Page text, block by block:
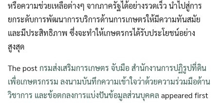
หรือความช่วยเหลือต่างๆ จากภาครัฐได้อย่างรวดเร็ว นําไปสู่การ
ยกระดับการพัฒนาการบริการด้านการเกษตรให้มีความทันสมัย
และมีประสิทธิภาพ ซึ่งจะทำให้เกษตรกรได้รับประโยชน์อย่าง
สูงสุด
The postกรมส่งเสริมการเกษตร จับมือ สำนักงานการปฏิรูปที่ดิน
เพื่อเกษตรกรรม ลงนามบันทึกความเข้าใจว่าด้วยความร่วมมือด้าน
วิชาการ และข้อตกลงการแบ่งปันข้อมูลส่วนบุคคล appeared first